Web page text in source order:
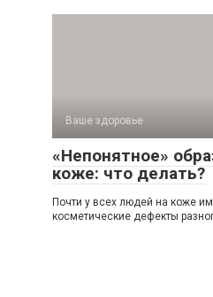
Ваше здоровье
«Непонятное»
коже: что делать?
Почти у всех людей на коже
косметические дефекты